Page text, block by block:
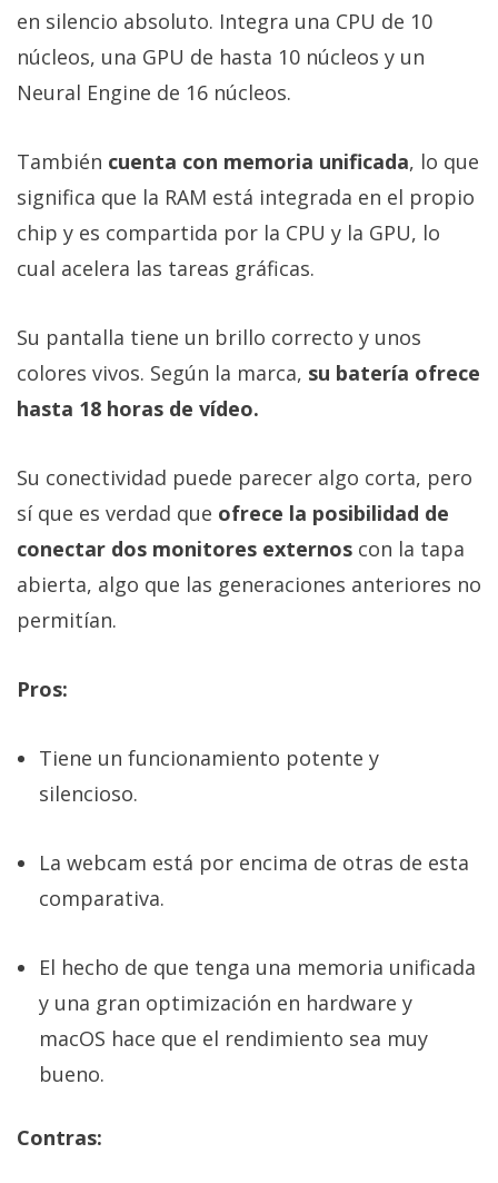
en silencio absoluto. Integra una CPU de 10
núcleos, una GPU de hasta 10 núcleos y un
Neural Engine de 16 núcleos.
También cuenta con memoria unificada, lo que
significa que la RAM está integrada en el propio
chip y es compartida por la CPU y la GPU, lo
cual acelera las tareas gráficas.
Su pantalla tiene un brillo correcto y unos
colores vivos. Según la marca, su batería ofrece
hasta 18 horas de vídeo.
Su conectividad puede parecer algo corta, pero
sí que es verdad que ofrece la posibilidad de
conectar dos monitores externos con la tapa
abierta, algo que las generaciones anteriores no
permitían.
Pros:
Tiene un funcionamiento potente y
silencioso.
La webcam está por encima de otras de esta
comparativa.
El hecho de que tenga una memoria unificada
y una gran optimización en hardware y
macOS hace que el rendimiento sea muy
bueno.
Contras: